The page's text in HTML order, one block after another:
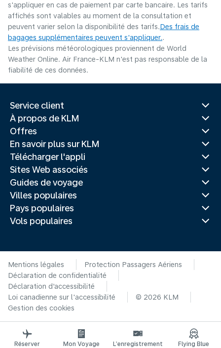
s'appliquer en cas de paiement par carte bancaire. Les tarifs
affichés sont valables au moment de la consultation et
peuvent varier selon la disponibilité des tarifs.Des frais de
bagages supplémentaires peuvent s'appliquer..
Les prévisions météorologiques proviennent de World
Weather Online. Air France-KLM n'est pas responsable de la
fiabilité de ces données.
Service client
À propos de KLM
Offres
En savoir plus sur KLM
Télécharger l'appli
Sites Web associés
Guides de voyage
Villes populaires
Pays populaires
Vols populaires
Mentions légales
Protection Passagers Aériens
Déclaration de confidentialité
Déclaration d’accessibilité
Loi canadienne sur l'accessibilité
© 2026 KLM
Gestion des cookies
Réserver Mon Voyage L’enregistrement Flying Blue